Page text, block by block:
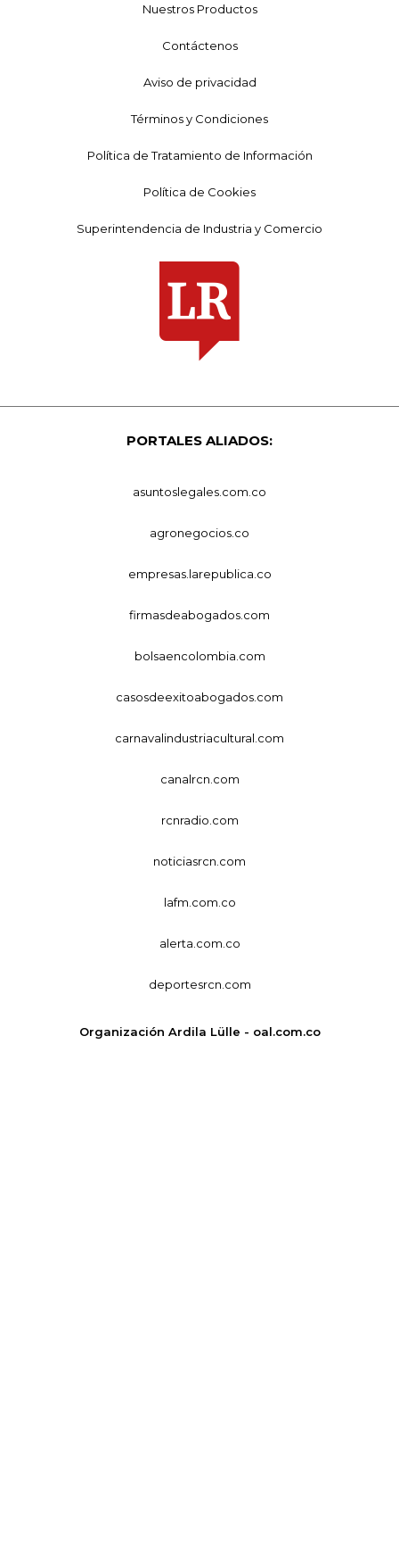
Nuestros Productos
Contáctenos
Aviso de privacidad
Términos y Condiciones
Política de Tratamiento de Información
Política de Cookies
Superintendencia de Industria y Comercio
PORTALES ALIADOS:
asuntoslegales.com.co
agronegocios.co
empresas.larepublica.co
firmasdeabogados.com
bolsaencolombia.com
casosdeexitoabogados.com
carnavalindustriacultural.com
canalrcn.com
rcnradio.com
noticiasrcn.com
lafm.com.co
alerta.com.co
deportesrcn.com
Organización Ardila Lülle - oal.com.co